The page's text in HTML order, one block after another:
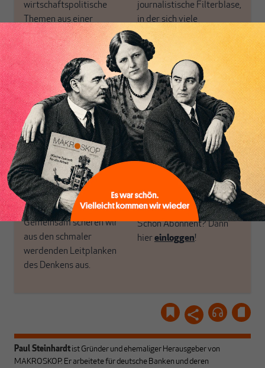
wirtschaftspolitische
Themen aus einer
postkeynesianischen
Perspektive und ist damit
in Deutschland einzigartig.
MAKROSKOP steht für
das große Ganze. Wir
haben einen Blick auf
Geld, Wirtschaft und
Politik, den Sie so
woanders nicht finden.
Dabei leben wir von
unseren Autoren, ihren
Recherchen, ihrem Wissen
und ihrem Enthusiasmus.
Gemeinsam scheren wir
aus den schmaler
werdenden Leitplanken
des Denkens aus.
journalistische Filterblase,
in der sich viele
eingerichtet haben. Wir
öffnen Fenster und
bringen frische Luft in die
engen und verstaubten
Debattenräume.
Brauchen Sie auch frische
Luft? Dann folgen Sie
einfach dem Button.
ABONNIEREN SIE
MAKROSKOP
Schon Abonnent? Dann
hiereinloggen!
Paul Steinhardt ist Gründer und ehemaliger Herausgeber von
MAKROSKOP. Er arbeitete für deutsche Banken und deren